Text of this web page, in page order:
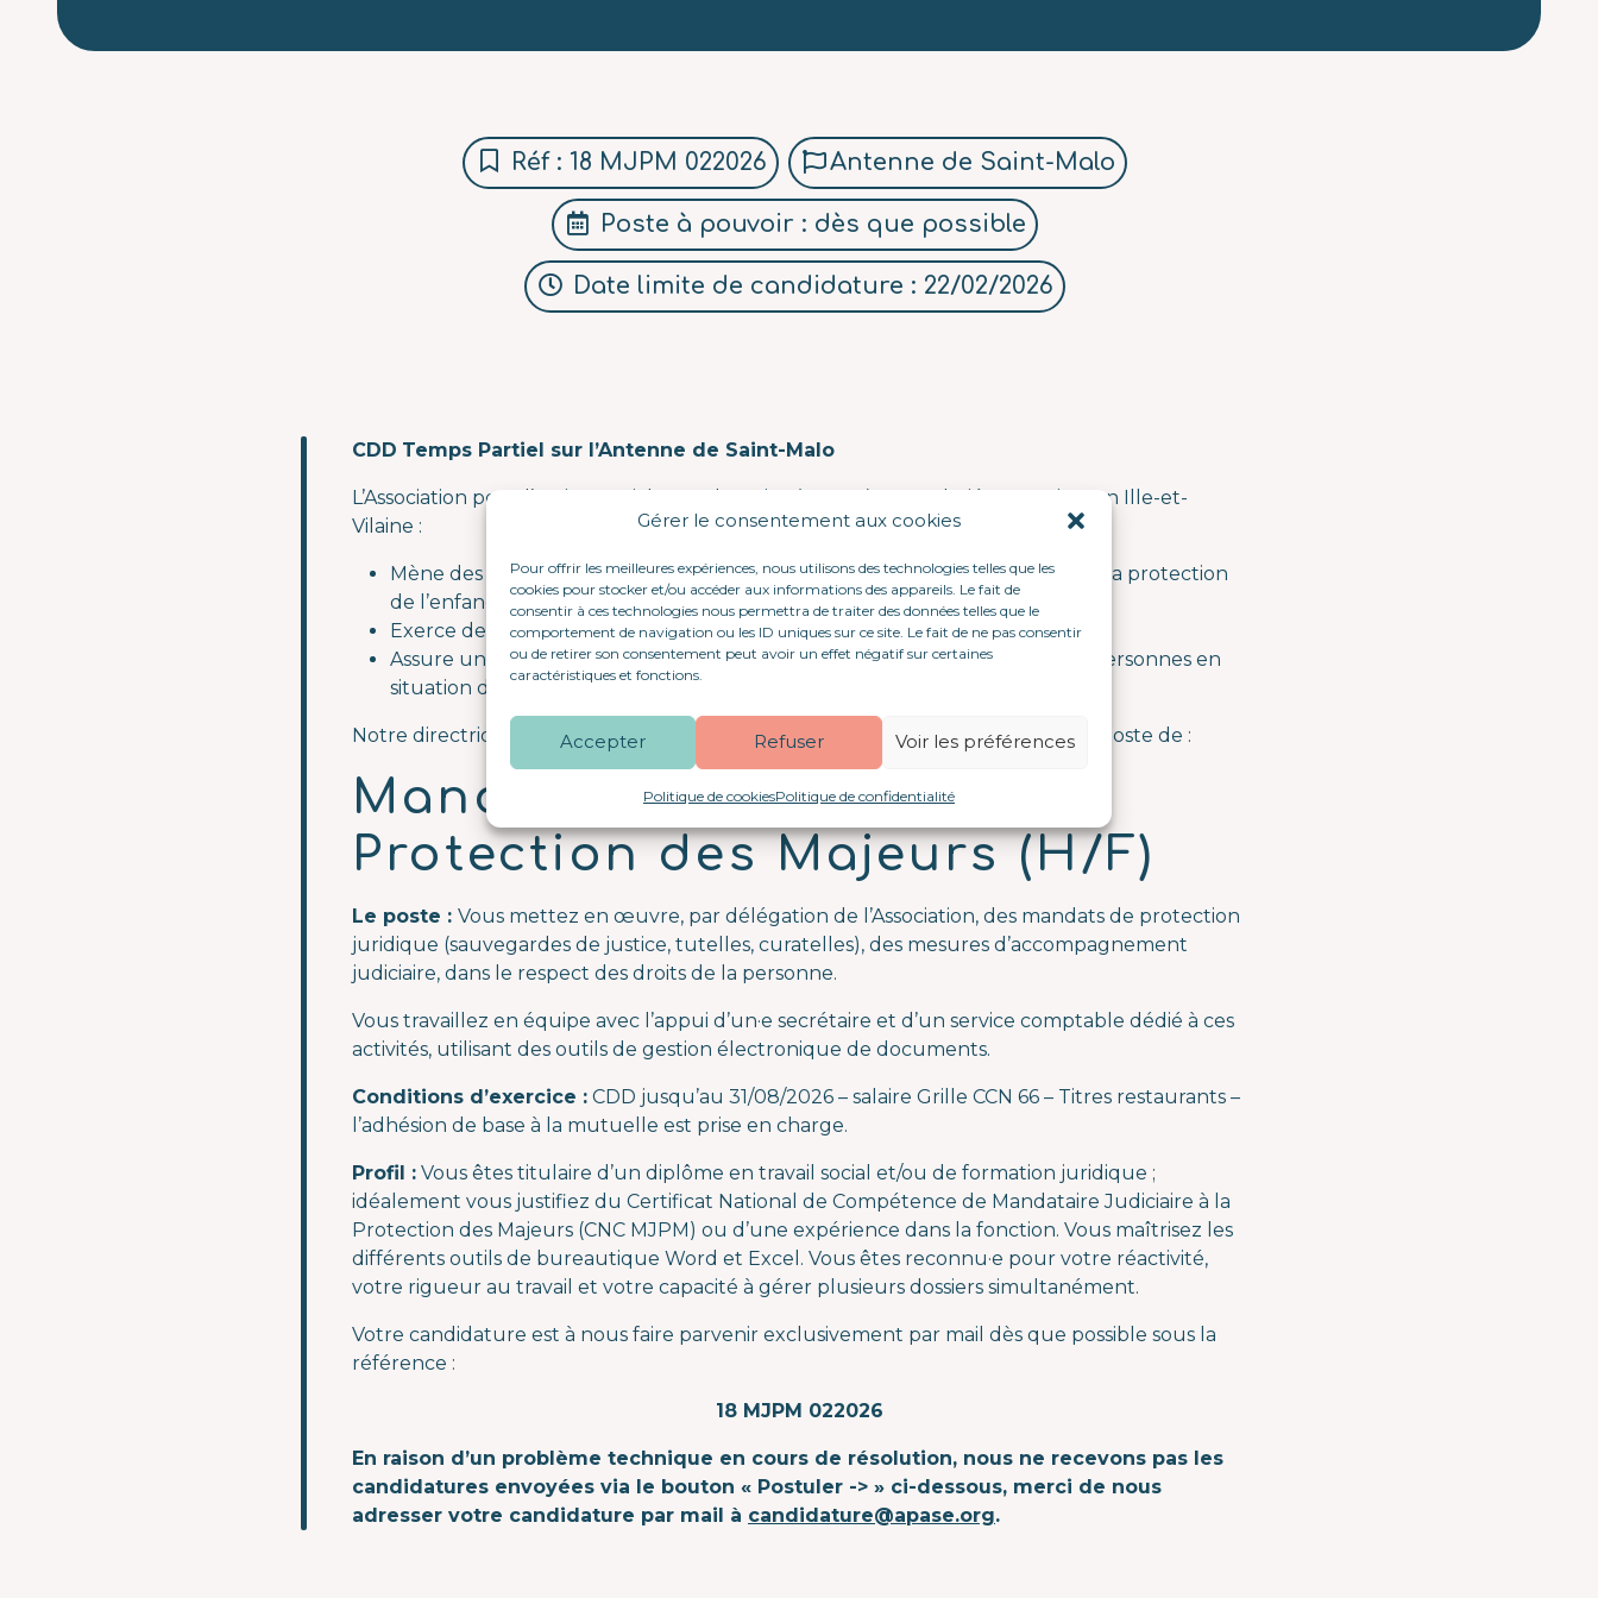
Gérer le consentement aux cookies
Pour offrir les meilleures expériences, nous utilisons des technologies telles que les
cookies pour stocker et/ou accéder aux informations des appareils. Le fait de
consentir à ces technologies nous permettra de traiter des données telles que le
comportement de navigation ou les ID uniques sur ce site. Le fait de ne pas consentir
ou de retirer son consentement peut avoir un effet négatif sur certaines
caractéristiques et fonctions.
Accepter Refuser Voir les préférences
Politique de cookiesPolitique de confidentialité
Réf : 18 MJPM 022026 Antenne de Saint-Malo
Poste à pouvoir : dès que possible
Date limite de candidature : 22/02/2026
CDD Temps Partiel sur l’Antenne de Saint-Malo
L’Association pour l’Action Sociale et Educative (APASE), 400 salariés sur 7 sites en Ille-et-
Vilaine :
Mène des actions éducatives, judiciaires ou administratives dans le cadre de la protection
de l’enfance en milieu ouvert
Exerce des mesures de protection juridique,
Assure un accompagnement social et médico-social (SAVS, MASP, etc.) de personnes en
situation de handicap psychique notamment.
Notre directrice de l’antenne de Saint-Malo doit pourvoir, dès que possible, un poste de :
Mandataire Judiciaire à la
Protection des Majeurs (H/F)
Le poste : Vous mettez en œuvre, par délégation de l’Association, des mandats de protection
juridique (sauvegardes de justice, tutelles, curatelles), des mesures d’accompagnement
judiciaire, dans le respect des droits de la personne.
Vous travaillez en équipe avec l’appui d’un·e secrétaire et d’un service comptable dédié à ces
activités, utilisant des outils de gestion électronique de documents.
Conditions d’exercice : CDD jusqu’au 31/08/2026 – salaire Grille CCN 66 – Titres restaurants –
l’adhésion de base à la mutuelle est prise en charge.
Profil : Vous êtes titulaire d’un diplôme en travail social et/ou de formation juridique ;
idéalement vous justifiez du Certificat National de Compétence de Mandataire Judiciaire à la
Protection des Majeurs (CNC MJPM) ou d’une expérience dans la fonction. Vous maîtrisez les
différents outils de bureautique Word et Excel. Vous êtes reconnu·e pour votre réactivité,
votre rigueur au travail et votre capacité à gérer plusieurs dossiers simultanément.
Votre candidature est à nous faire parvenir exclusivement par mail dès que possible sous la
référence :
18 MJPM 022026
En raison d’un problème technique en cours de résolution, nous ne recevons pas les
candidatures envoyées via le bouton « Postuler -> » ci-dessous, merci de nous
adresser votre candidature par mail à candidature@apase.org.